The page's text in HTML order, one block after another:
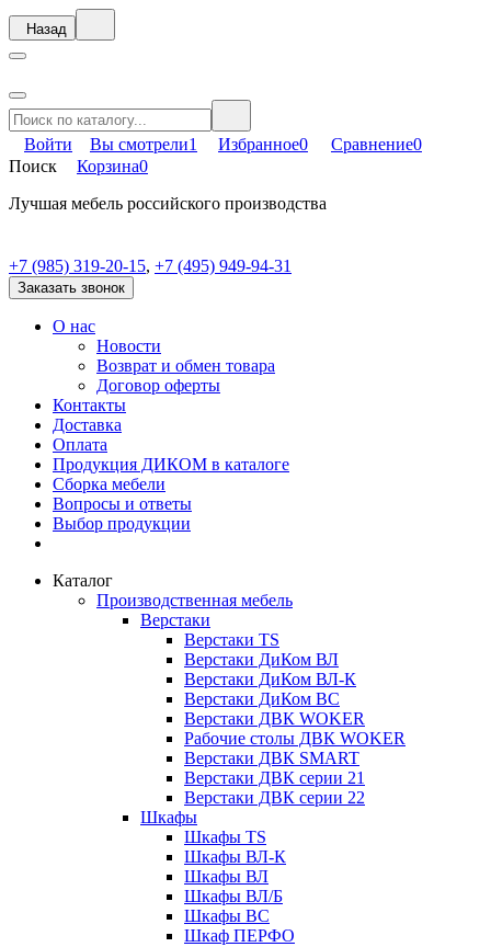
Назад
Войти Вы смотрели1 Избранное0 Сравнение0
Поиск
Корзина0
Лучшая мебель российского производства
+7 (985) 319-20-15, +7 (495) 949-94-31
Заказать звонок
О нас
Новости
Возврат и обмен товара
Договор оферты
Контакты
Доставка
Оплата
Продукция ДИКОМ в каталоге
Сборка мебели
Вопросы и ответы
Выбор продукции
Каталог
Производственная мебель
Верстаки
Верстаки TS
Верстаки ДиКом ВЛ
Верстаки ДиКом ВЛ-К
Верстаки ДиКом ВС
Верстаки ДВК WOKER
Рабочие столы ДВК WOKER
Верстаки ДВК SMART
Верстаки ДВК серии 21
Верстаки ДВК серии 22
Шкафы
Шкафы TS
Шкафы ВЛ-К
Шкафы ВЛ
Шкафы ВЛ/Б
Шкафы ВС
Шкаф ПЕРФО